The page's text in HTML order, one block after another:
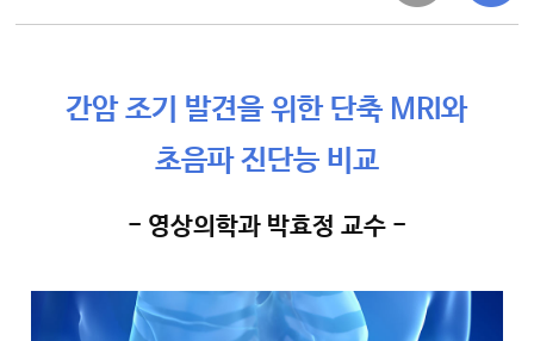
간암 조기 발견을 위한 단축 MRI와
초음파 진단능 비교
- 영상의학과 박효정 교수 -